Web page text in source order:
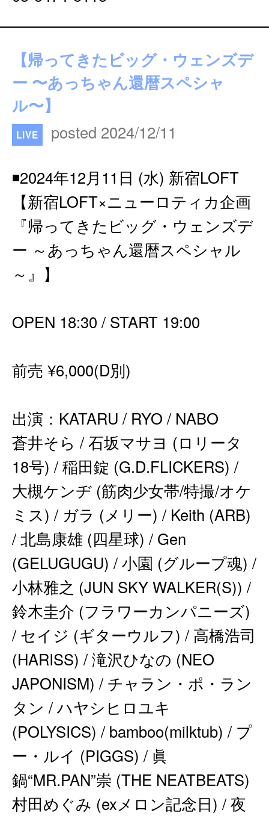
【帰ってきたビッグ・ウェンズデ
ー 〜あっちゃん還暦スペシャ
ル〜】
LIVE posted 2024/12/11
◾️2024年12月11日 (水) 新宿LOFT
【新宿LOFT×ニューロティカ企画
『帰ってきたビッグ・ウェンズデ
ー ～あっちゃん還暦スペシャル
～』】
OPEN 18:30 / START 19:00
前売 ¥6,000(D別)
出演：KATARU / RYO / NABO
蒼井そら / 石坂マサヨ (ロリータ
18号) / 稲田錠 (G.D.FLICKERS) /
大槻ケンヂ (筋肉少女帯/特撮/オケ
ミス) / ガラ (メリー) / Keith (ARB)
/ 北島康雄 (四星球) / Gen
(GELUGUGU) / 小園 (グループ魂) /
小林雅之 (JUN SKY WALKER(S)) /
鈴木圭介 (フラワーカンパニーズ)
/ セイジ (ギターウルフ) / 高橋浩司
(HARISS) / 滝沢ひなの (NEO
JAPONISM) / チャラン・ポ・ラン
タン / ハヤシヒロユキ
(POLYSICS) / bamboo(milktub) / プ
ー・ルイ (PIGGS) / 眞
鍋“MR.PAN”崇 (THE NEATBEATS)
村田めぐみ (exメロン記念日) / 夜